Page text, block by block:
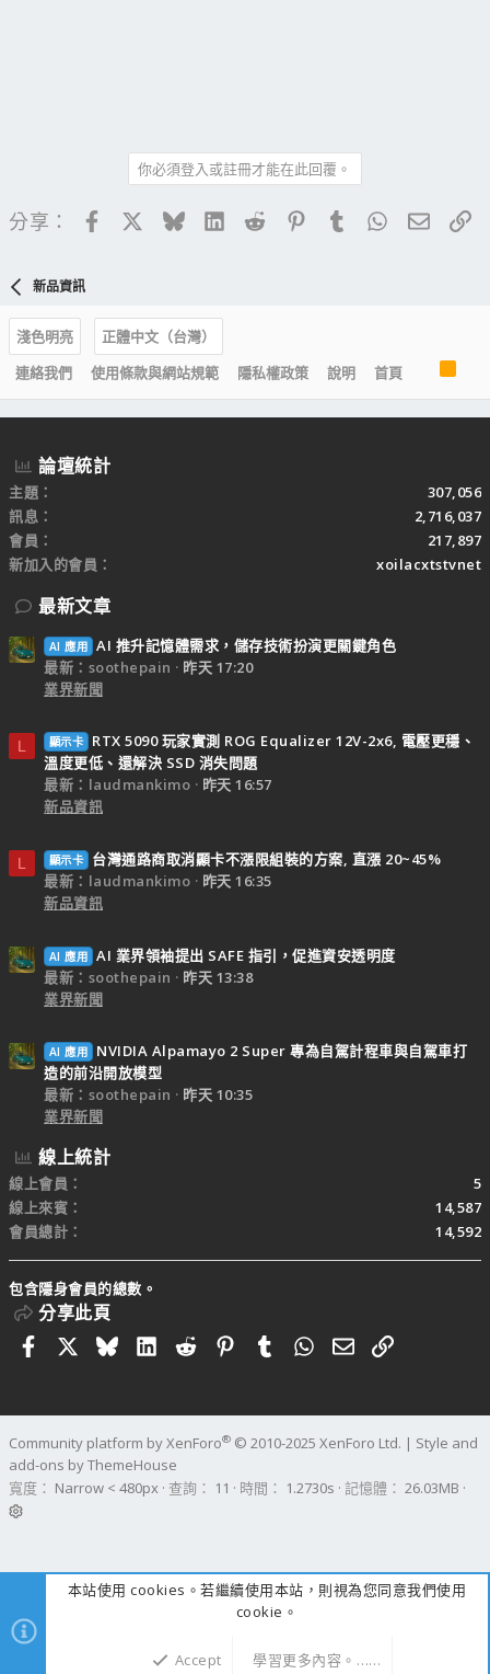
你必須登入或註冊才能在此回覆。
分享： FacebookBlueskyLinkedIn
Reddit PinterestTumblrWhatsApp
電子
新品資訊
淺色明亮
正體中文（台灣）
連絡我們
使用條款與網站規範 隱私權政策 說明 首頁
S
論壇統計
主題
307,056
訊息
2,716,037
會員
217,897
新加入的會員
xoilacxtstvnet
最新文章
AI 應用 AI 推升記憶體需求，儲存技術扮演更關鍵角色
最新：soothepain
昨天 17:20
業界新聞
L 顯示卡
RTX 5090 玩家實測 ROG Equalizer 12V-2x6, 電壓更穩、
溫度更低、還解決 SSD 消失問題
最新：laudmankimo
昨天 16:57
新品資訊
L 顯示卡
台灣通路商取消顯卡不漲限組裝的方案, 直漲 20~45%
最新：laudmankimo
昨天 16:35
新品資訊
AI 應用 AI 業界領袖提出 SAFE 指引，促進資安透明度
最新：soothepain
昨天 13:38
業界新聞
AI 應用
NVIDIA Alpamayo 2 Super 專為自駕計程車與自駕車打
造的前沿開放模型
最新：soothepain
昨天 10:35
業界新聞
線上統計
線上會員
5
線上來賓
14,587
會員總計
14,592
包含隱身會員的總數。
分享此頁
FacebookBlueskyLinkedIn
RedditPinterestTumblrWhatsApp
電子郵件
連結
Community platform by XenForo® © 2010-2025 XenForo Ltd. | Style and
add-ons by ThemeHouse
寬度
查詢 11 時間 1.2730s 記憶體 26.03MB
本站使用 cookies。若繼續使用本站，則視為您同意我們使用
cookie。
Accept 學習更多內容。……